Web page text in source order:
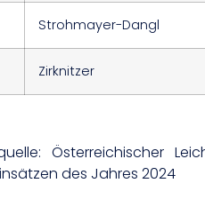
Strohmayer-Dangl
Zirknitzer
Österreichischer
des Jahres 2024